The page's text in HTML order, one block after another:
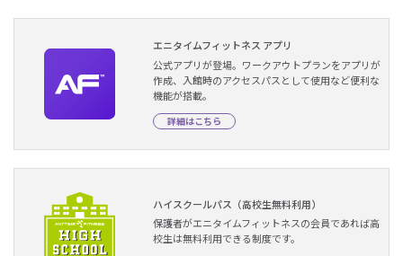
エニタイムフィットネス アプリ
公式アプリが登場。ワークアウトプランをアプリが
作成、入館時のアクセスパスとして使用など便利な
機能が搭載。
詳細はこちら
ハイスクールパス（高校生無料利用）
保護者がエニタイムフィットネスの会員であれば高
校生は無料利用できる制度です。